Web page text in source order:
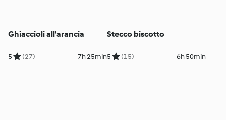
Ghiaccioli all'arancia
5 (27) 7h 25min
Stecco biscotto
5 (15) 6h 50min